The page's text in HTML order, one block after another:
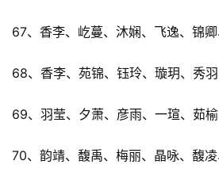
67、香李、屹蔓、沐娴、飞逸、锦
68、香李、苑锦、钰玲、璇玥、秀
69、羽莹、夕萧、彦雨、一瑄、茹
70、韵靖、馥禹、梅丽、晶咏、馥